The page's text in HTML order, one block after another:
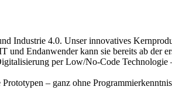
Industrie 4.0. Unser innovatives
Endanwender kann sie bereits ab der
per Low/No-Code Technologie
– ganz ohne